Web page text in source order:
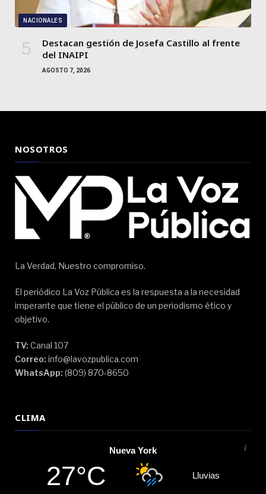
NACIONALES
Destacan gestión de Josefa Castillo al frente
del INAIPI
AGOSTO 7, 2026
NOSOTROS
La Verdad, Nuestro compromiso.
El periódico La Voz Pública es la respuesta a la necesidad
imperante que tiene el público de un periodismo ético y
objetivo.
TV: Canal 107
Correo: info@lavozpublica.com
WhatsApp: (809) 870-8650
CLIMA
Nueva York
27°C Lluvias